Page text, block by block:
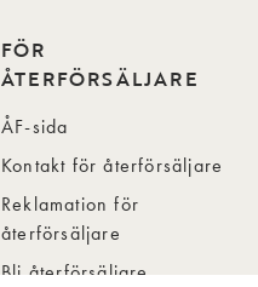
FÖR
ÅTERFÖRSÄLJARE
ÅF-sida
Kontakt för återförsäljare
Reklamation för
återförsäljare
Bli återförsäljare